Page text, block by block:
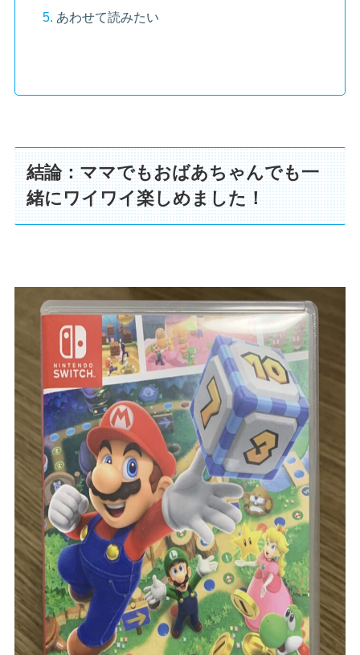
あわせて読みたい
結論：ママでもおばあちゃんでも一
緒にワイワイ楽しめました！